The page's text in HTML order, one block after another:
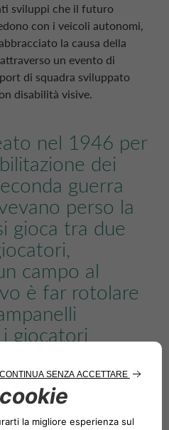
E SOGGETTI
CA AUTO BANK
CA AUTO BANK
UNITO CA AUTO FINANCE
CA AUTO BANK
CA AUTO FINANCE
CA AUTO FINANCE
sviluppi che il futuro
con i veicoli autonomi,
la causa della
un evento di
di squadra sviluppato
disabilità visive.
nel 1946 per
dei
guerra
perso la
gioca tra due
campo al
è far rotolare
giocatori
digoalball
e i Giochi Paralimpici. Dal 5